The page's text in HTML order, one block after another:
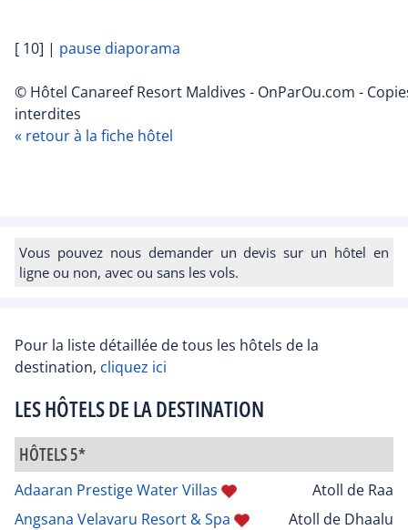
[ 10] | pause diaporama
© Hôtel Canareef Resort Maldives - OnParOu.com -
interdites
« retour à la fiche hôtel
Vous pouvez nous demander un devis sur un hôtel en
ligne ou non, avec ou sans les vols.
Pour la liste détaillée de tous les hôtels de la
destination, cliquez ici
LES HÔTELS DE LA DESTINATION
HÔTELS 5*
Adaaran Prestige Water Villas
Atoll de Raa
Angsana Velavaru Resort & Spa
Atoll de Dhaalu